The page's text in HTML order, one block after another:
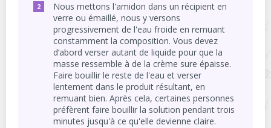
Nous mettons l'amidon dans un récipient en
verre ou émaillé, nous y versons
progressivement de l'eau froide en remuant
constamment la composition. Vous devez
d’abord verser autant de liquide pour que la
masse ressemble à de la crème sure épaisse.
Faire bouillir le reste de l'eau et verser
lentement dans le produit résultant, en
remuant bien. Après cela, certaines personnes
préfèrent faire bouillir la solution pendant trois
minutes jusqu'à ce qu'elle devienne claire.